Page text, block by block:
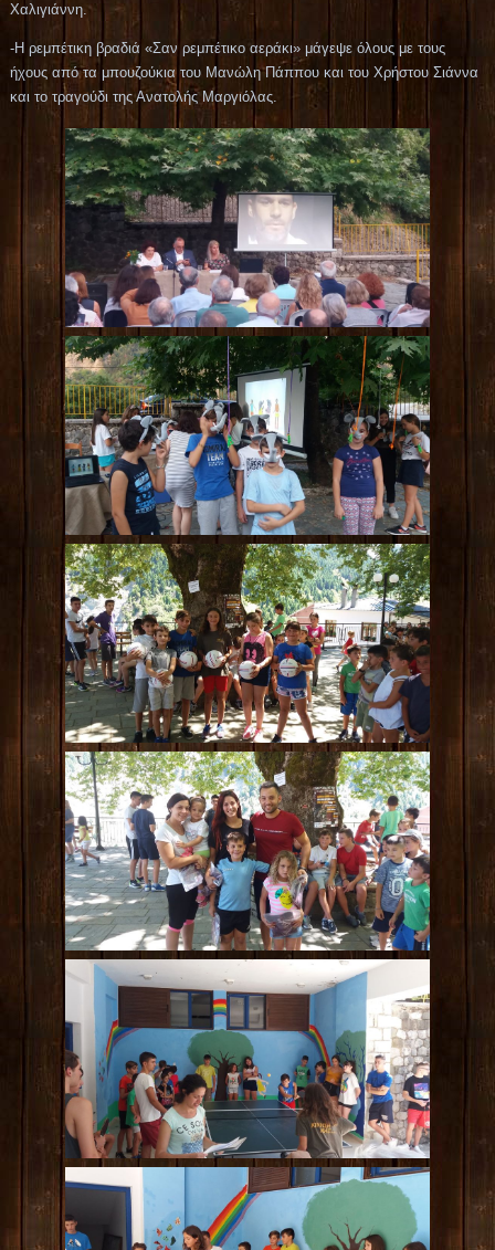
Χαλιγιάννη.
-Η ρεμπέτικη βραδιά «Σαν ρεμπέτικο αεράκι» μάγεψε όλους με τους
ήχους από τα μπουζούκια του Μανώλη Πάππου και του Χρήστου Σιάννα
και το τραγούδι της Ανατολής Μαργιόλας.